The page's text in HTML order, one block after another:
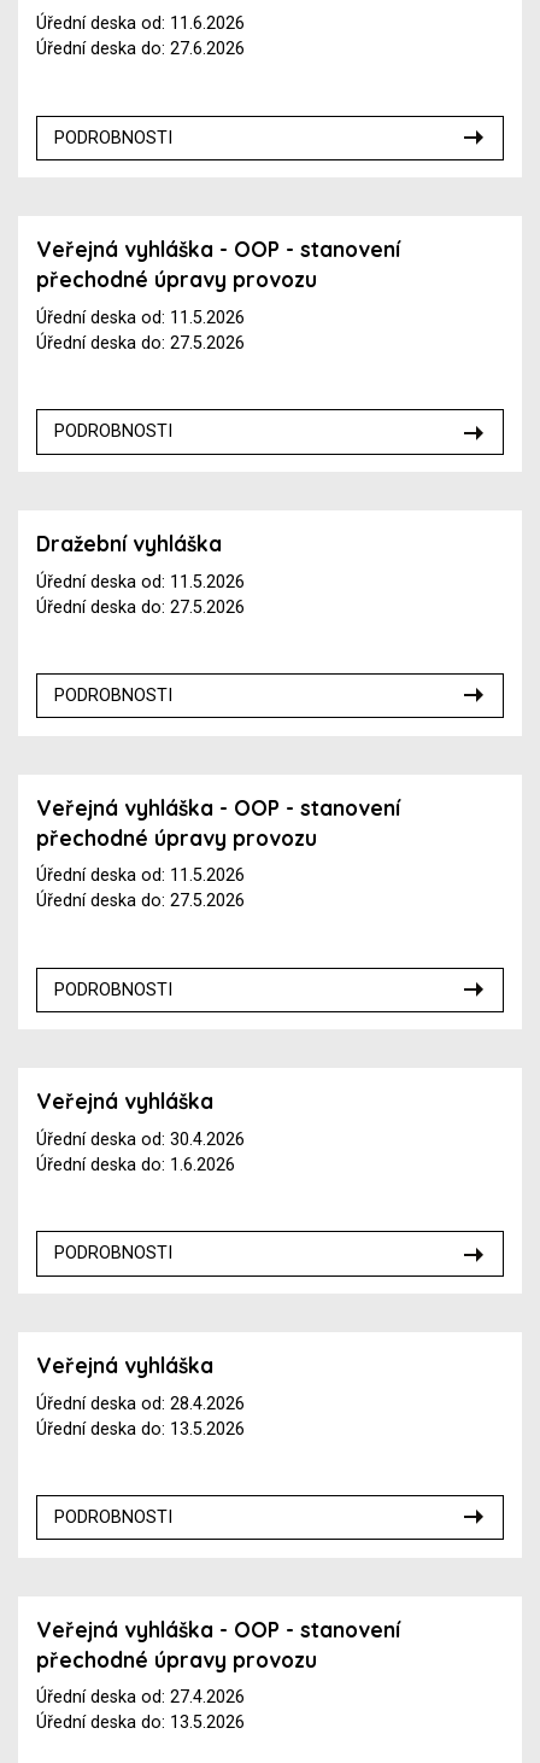
Úřední deska od: 11.6.2026
Úřední deska do: 27.6.2026
PODROBNOSTI
Veřejná vyhláška - OOP - stanovení
přechodné úpravy provozu
Úřední deska od: 11.5.2026
Úřední deska do: 27.5.2026
PODROBNOSTI
Dražební vyhláška
Úřední deska od: 11.5.2026
Úřední deska do: 27.5.2026
PODROBNOSTI
Veřejná vyhláška - OOP - stanovení
přechodné úpravy provozu
Úřední deska od: 11.5.2026
Úřední deska do: 27.5.2026
PODROBNOSTI
Veřejná vyhláška
Úřední deska od: 30.4.2026
Úřední deska do: 1.6.2026
PODROBNOSTI
Veřejná vyhláška
Úřední deska od: 28.4.2026
Úřední deska do: 13.5.2026
PODROBNOSTI
Veřejná vyhláška - OOP - stanovení
přechodné úpravy provozu
Úřední deska od: 27.4.2026
Úřední deska do: 13.5.2026